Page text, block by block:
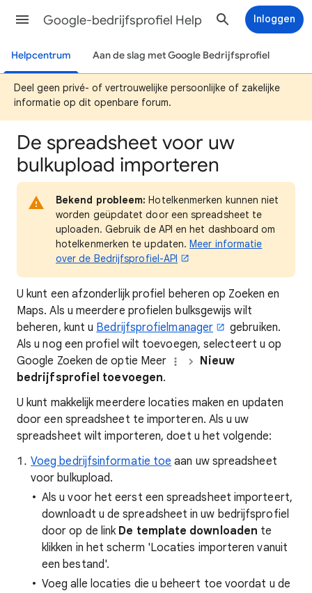
Google-bedrijfsprofiel Help Inloggen
Helpcentrum Aan de slag met Google Bedrijfsprofiel
Deel geen privé- of vertrouwelijke persoonlijke of zakelijke
informatie op dit openbare forum.
De spreadsheet voor uw
bulkupload importeren
Bekend probleem: Hotelkenmerken kunnen niet
worden geüpdatet door een spreadsheet te
uploaden. Gebruik de API en het dashboard om
hotelkenmerken te updaten.Meer informatie
over de Bedrijfsprofiel-API
U kunt een afzonderlijk profiel beheren op Zoeken en
Maps. Als u meerdere profielen bulksgewijs wilt
beheren, kunt u Bedrijfsprofielmanager
gebruiken.
Als u nog een profiel wilt toevoegen, selecteert u op
Google Zoeken de optie Meer
Nieuw
bedrijfsprofiel toevoegen.
U kunt makkelijk meerdere locaties maken en updaten
door een spreadsheet te importeren. Als u uw
spreadsheet wilt importeren, doet u het volgende:
Voeg bedrijfsinformatie toe aan uw spreadsheet
voor bulkupload.
Als u voor het eerst een spreadsheet importeert,
downloadt u de spreadsheet in uw bedrijfsprofiel
door op de link De template downloaden te
klikken in het scherm 'Locaties importeren vanuit
een bestand'.
Voeg alle locaties die u beheert toe voordat u de